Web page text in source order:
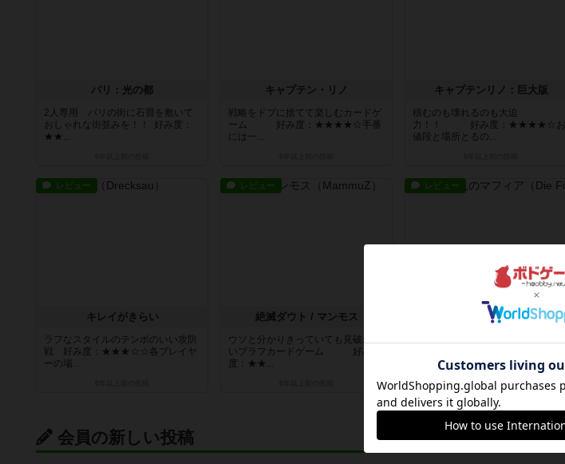
パリ：光の都
2人専用 パリの街に石畳を敷いて
おしゃれな街並みを！！ 好み度：
★★...
キャプテン・リノ
戦略をドブに捨てて楽しむカードゲ
ーム 好み度：★★★★☆手番
には一...
キャプテンリノ：巨大版
積むのも壊れるのも大迫
力！！ 好み度：★★★★☆お
値段と場所とるの...
レビュー
キレイがきらい
ラフなスタイルのテンポのいい攻防
戦 好み度：★★★☆☆各プレイヤ
ーの場...
レビュー
絶滅ダウト / マンモス
ウソと分かりきっていても見破れな
いブラフカードゲーム 好み
度：★★...
レビュー
えげつな７ / 7人のマフィア
★★★☆☆ル...
6年以上前 の投稿
会員の新しい投稿